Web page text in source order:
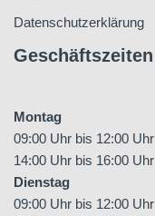
Datenschutzerklärung
Geschäftszeiten
Montag
09:00 Uhr bis 12:00 Uhr
14:00 Uhr bis 16:00 Uhr
Dienstag
09:00 Uhr bis 12:00 Uhr